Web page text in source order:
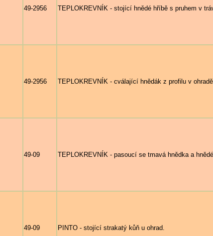
49-2956 TEPLOKREVNÍK - stojící hnědé hříbě s pruhem v
49-2956 TEPLOKREVNÍK - cválající hnědák z profilu v ohradě.
49-09 TEPLOKREVNÍK - pasoucí se tmavá hnědka a
49-09 PINTO - stojící strakatý kůň u ohrad.